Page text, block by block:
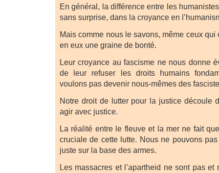
En général, la différence entre les
sans surprise, dans la croyance en
Mais comme nous le savons, même ceux qui
en eux une graine de bonté.
Leur croyance au fascisme ne nous donne
de leur refuser les droits humains
voulons pas devenir nous-mêmes des
Notre droit de lutter pour la justice découle
agir avec justice.
La réalité entre le fleuve et la mer ne fait
cruciale de cette lutte. Nous ne pouvons
juste sur la base des armes.
Les massacres et l’apartheid ne sont pas et